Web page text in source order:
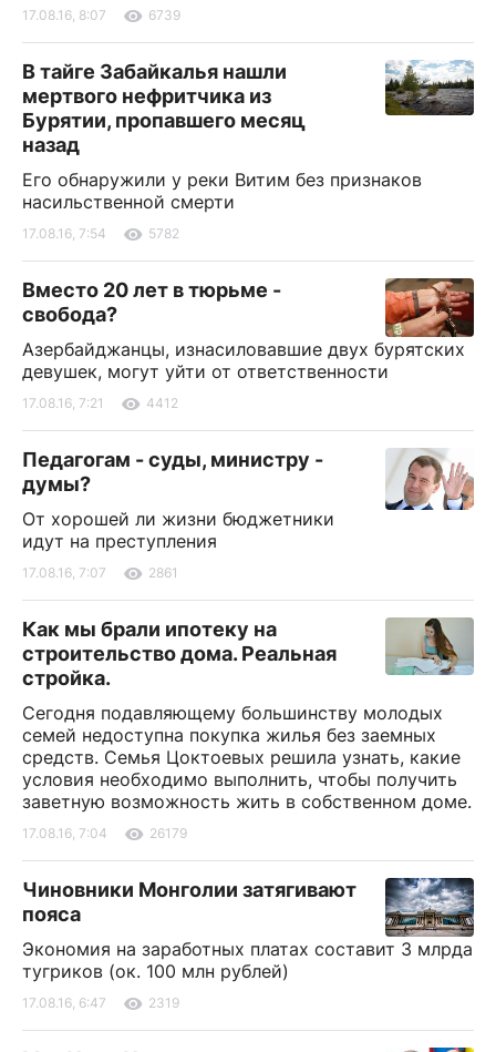
17.08.16, 8:07 6739
В тайге Забайкалья нашли
мертвого нефритчика из
Бурятии, пропавшего месяц
назад
Его обнаружили у реки Витим без признаков
насильственной смерти
17.08.16, 7:54 5782
Вместо 20 лет в тюрьме -
свобода?
Азербайджанцы, изнасиловавшие двух бурятских
девушек, могут уйти от ответственности
17.08.16, 7:21 4412
Педагогам - суды, министру -
думы?
От хорошей ли жизни бюджетники
идут на преступления
17.08.16, 7:07 2861
Как мы брали ипотеку на
строительство дома. Реальная
стройка.
Сегодня подавляющему большинству молодых
семей недоступна покупка жилья без заемных
средств. Семья Цоктоевых решила узнать, какие
условия необходимо выполнить, чтобы получить
заветную возможность жить в собственном доме.
17.08.16, 7:04 26179
Чиновники Монголии затягивают
пояса
Экономия на заработных платах составит 3 млрда
тугриков (ок. 100 млн рублей)
17.08.16, 6:47 2319